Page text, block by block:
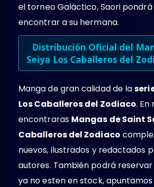
el torneo Galáctico, Saori
encontrar a su hermana.
Distribución Oficial del
Seiya Los Caballeros del
Manga de gran calidad de la
Los Caballeros del Zodiaco.
encontraras Mangas de Saint
Caballeros del Zodiaco
nuevos, ilustrados y redactados
autores. También podrá
ya no esten en stock,